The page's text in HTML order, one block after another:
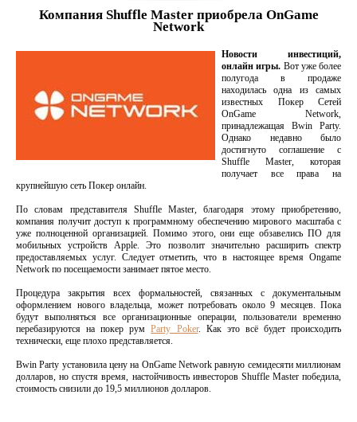
Компания Shuffle Master приобрела OnGame
Network
Новости инвестиций,
онлайн игры. Вот уже более
полугода в продаже
находилась одна из самых
известных Покер Сетей
OnGame Network,
принадлежащая Bwin Party.
Однако недавно было
достигнуто соглашение с
Shuffle Master, которая
получает все права на
крупнейшую сеть Покер онлайн.
По словам представителя Shuffle Master, благодаря этому приобретению,
компания получит доступ к программному обеспечению мирового масштаба с
уже полноценной организацией. Помимо этого, они еще обзавелись ПО для
мобильных устройств Apple. Это позволит значительно расширить спектр
предоставляемых услуг. Следует отметить, что в настоящее время Ongame
Network по посещаемости занимает пятое место.
Процедура закрытия всех формальностей, связанных с документальным
оформлением нового владельца, может потребовать около 9 месяцев. Пока
будут выполняться все организационные операции, пользователи временно
перебазируются на покер румParty Poker. Как это всё будет происходить
технически, еще плохо представляется.
Bwin Party установила цену на OnGame Network равную семидесяти миллионам
долларов, но спустя время, настойчивость инвесторов Shuffle Master победила,
стоимость снизили до 19,5 миллионов долларов.